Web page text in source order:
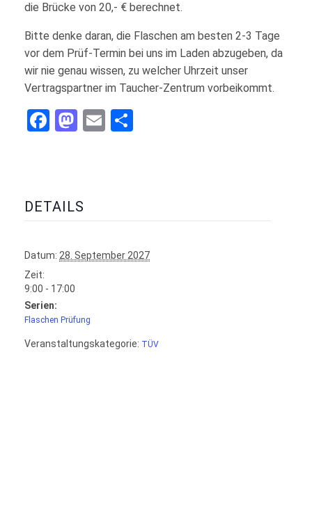
die Brücke von 20,- € berechnet.
Bitte denke daran, die Flaschen am besten 2-3 Tage
vor dem Prüf-Termin bei uns im Laden abzugeben, da
wir nie genau wissen, zu welcher Uhrzeit unser
Vertragspartner im Taucher-Zentrum vorbeikommt.
Facebook
Mastodon
Email
DETAILS
Datum: 28. September 2027
Zeit:
9:00 - 17:00
Serien:
Flaschen Prüfung
Veranstaltungskategorie: TÜV